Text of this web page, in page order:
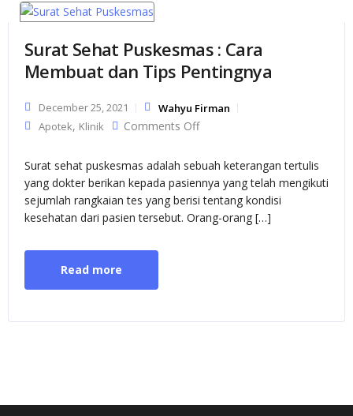
Surat Sehat Puskesmas : Cara
Membuat dan Tips Pentingnya
December 25, 2021
Wahyu Firman
Apotek, Klinik Comments Offon Surat Sehat Puskesmas :
Surat sehat puskesmas adalah sebuah keterangan tertulis
yang dokter berikan kepada pasiennya yang telah mengikuti
sejumlah rangkaian tes yang berisi tentang kondisi
kesehatan dari pasien tersebut. Orang-orang […]
Read more